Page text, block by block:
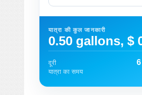
यात्रा की कुल जानकारी
0.50 gallons, $
दूरी
यात्रा का समय